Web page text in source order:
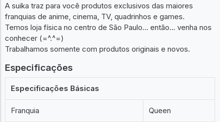
A suika traz para você produtos exclusivos das maiores
franquias de anime, cinema, TV, quadrinhos e games.
Temos loja física no centro de São Paulo... então... venha nos
conhecer (=^.^=)
Trabalhamos somente com produtos originais e novos.
Especificações
Especificações Básicas
Franquia Queen